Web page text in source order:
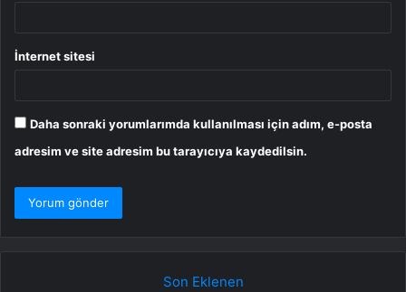
İnternet sitesi
Daha sonraki yorumlarımda kullanılması için adım, e-posta
adresim ve site adresim bu tarayıcıya kaydedilsin.
Son Eklenen